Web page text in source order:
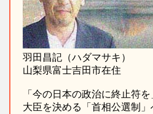
羽田昌記（ハダマサキ）
山梨県富士吉田市在住
「今の日本の政治に終止符
大臣を決める「首相公選制」